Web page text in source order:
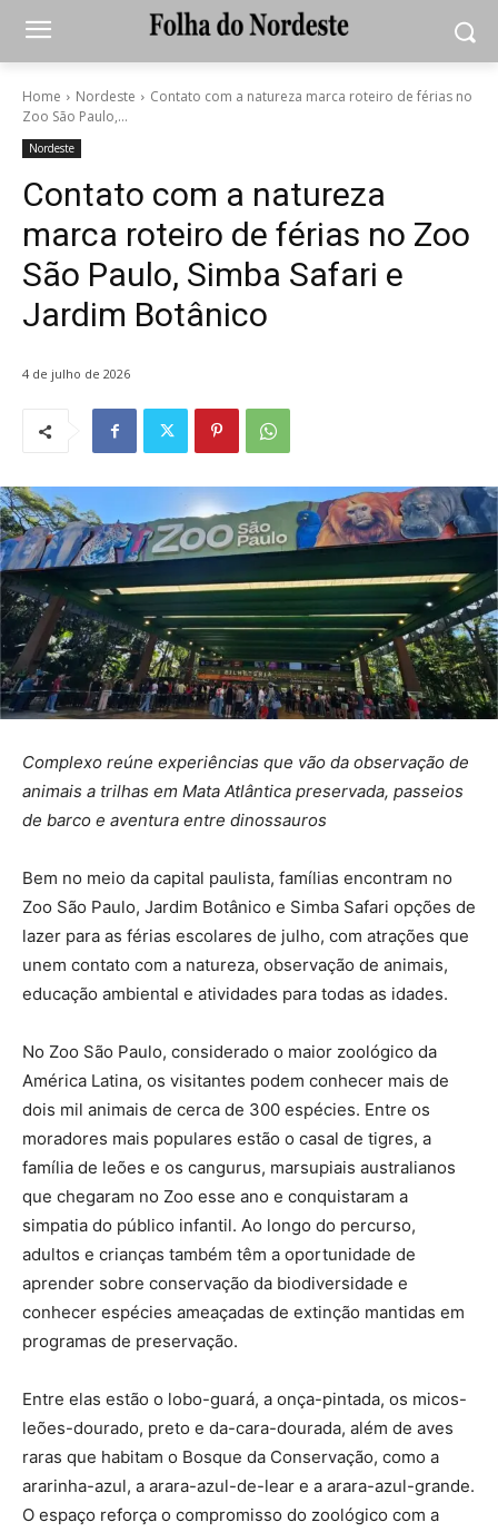
Home Nordeste
Contato com a natureza marca roteiro de férias no
Zoo São Paulo,...
Nordeste
Contato com a natureza
marca roteiro de férias no Zoo
São Paulo, Simba Safari e
Jardim Botânico
4 de julho de 2026
Complexo reúne experiências que vão da observação de
animais a trilhas em Mata Atlântica preservada, passeios
de barco e aventura entre dinossauros
Bem no meio da capital paulista, famílias encontram no
Zoo São Paulo, Jardim Botânico e Simba Safari opções de
lazer para as férias escolares de julho, com atrações que
unem contato com a natureza, observação de animais,
educação ambiental e atividades para todas as idades.
No Zoo São Paulo, considerado o maior zoológico da
América Latina, os visitantes podem conhecer mais de
dois mil animais de cerca de 300 espécies. Entre os
moradores mais populares estão o casal de tigres, a
família de leões e os cangurus, marsupiais australianos
que chegaram no Zoo esse ano e conquistaram a
simpatia do público infantil. Ao longo do percurso,
adultos e crianças também têm a oportunidade de
aprender sobre conservação da biodiversidade e
conhecer espécies ameaçadas de extinção mantidas em
programas de preservação.
Entre elas estão o lobo-guará, a onça-pintada, os micos-
leões-dourado, preto e da-cara-dourada, além de aves
raras que habitam o Bosque da Conservação, como a
ararinha-azul, a arara-azul-de-lear e a arara-azul-grande.
O espaço reforça o compromisso do zoológico com a